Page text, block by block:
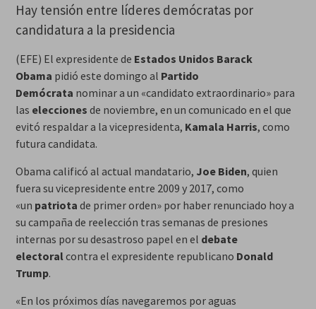
Hay tensión entre líderes demócratas por
candidatura a la presidencia
(EFE) El expresidente de Estados Unidos Barack
Obama pidió este domingo al Partido
Demócrata nominar a un «candidato extraordinario» para
las elecciones de noviembre, en un comunicado en el que
evitó respaldar a la vicepresidenta, Kamala Harris, como
futura candidata.
Obama calificó al actual mandatario, Joe Biden, quien
fuera su vicepresidente entre 2009 y 2017, como
«un patriota de primer orden» por haber renunciado hoy a
su campaña de reelección tras semanas de presiones
internas por su desastroso papel en el debate
electoral contra el expresidente republicano Donald
Trump.
«En los próximos días navegaremos por aguas